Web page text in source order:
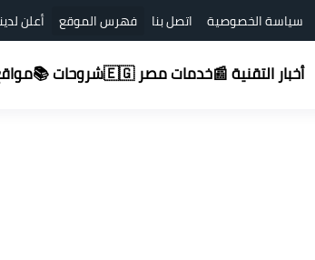
سياسة الخصوصية اتصل بنا فهرس الموقع أعلن
أخبار التقنية 📰خدمات مصر 🇪🇬 شروحات 📚